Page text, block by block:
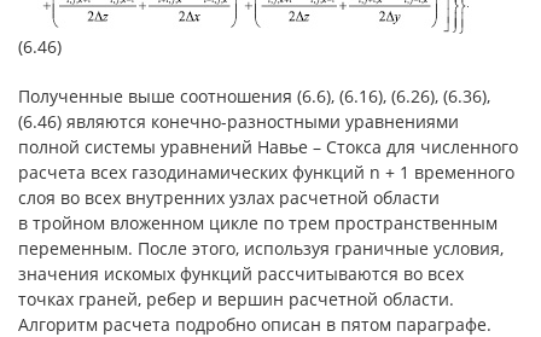
(6.46)
Полученные выше соотношения (6.6), (6.16), (6.26), (6.36),
(6.46) являются конечно-разностными уравнениями
полной системы уравнений Навье – Стокса для численного
расчета всех газодинамических функций n + 1 временного
слоя во всех внутренних узлах расчетной области
в тройном вложенном цикле по трем пространственным
переменным. После этого, используя граничные условия,
значения искомых функций рассчитываются во всех
точках граней, ребер и вершин расчетной области.
Алгоритм расчета подробно описан в пятом параграфе.